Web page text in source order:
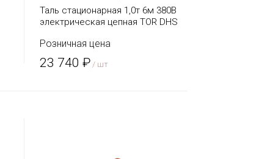
Таль стационарная 1,0т 6м 380В
электрическая цепная TOR DHS
Розничная цена
23 740 ₽ / шт